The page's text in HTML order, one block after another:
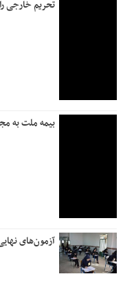
تحریم خارجی
بیمه ملت به
آزمون‌های